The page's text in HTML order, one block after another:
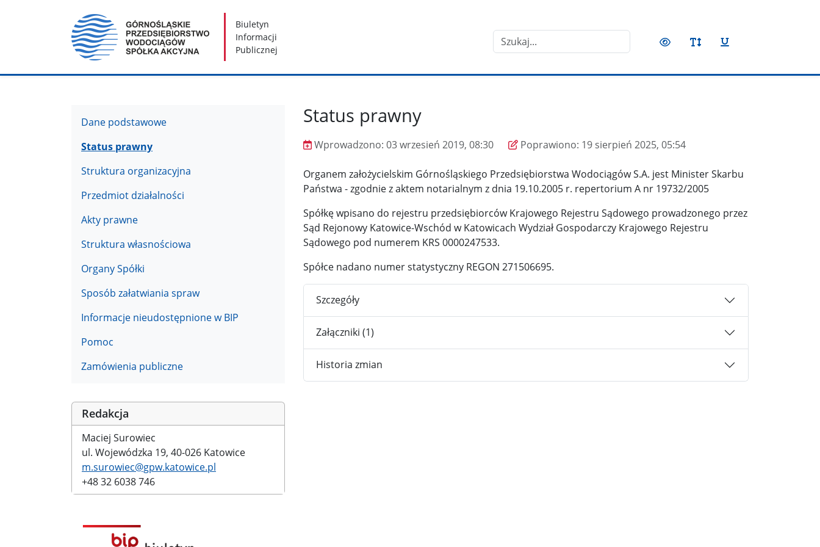
Biuletyn
Informacji
Publicznej
Szukaj
Dane podstawowe
Status prawny
Struktura organizacyjna
Przedmiot działalności
Akty prawne
Struktura własnościowa
Organy Spółki
Sposób załatwiania spraw
Informacje nieudostępnione w BIP
Pomoc
Zamówienia publiczne
Redakcja
Maciej Surowiec
ul. Wojewódzka 19, 40-026 Katowice
m.surowiec@gpw.katowice.pl
+48 32 6038 746
Status prawny
Wprowadzono
Wprowadzono: 03 wrzesień 2019, 08:30
Poprawiono
Poprawiono: 19 sierpień 2025, 05:54
Organem założycielskim Górnośląskiego Przedsiębiorstwa Wodociągów S.A. jest Minister Skarbu
Państwa - zgodnie z aktem notarialnym z dnia 19.10.2005 r. repertorium A nr 19732/2005
Spółkę wpisano do rejestru przedsiębiorców Krajowego Rejestru Sądowego prowadzonego przez
Sąd Rejonowy Katowice-Wschód w Katowicach Wydział Gospodarczy Krajowego Rejestru
Sądowego pod numerem KRS 0000247533.
Spółce nadano numer statystyczny REGON 271506695.
Szczegóły
Załączniki (1)
Historia zmian